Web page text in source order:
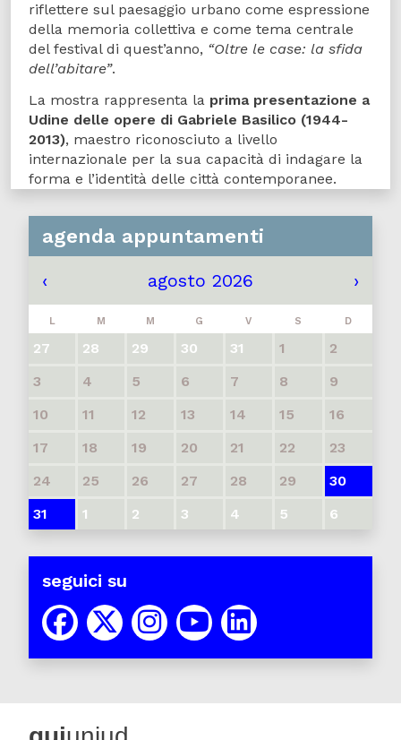
riflettere sul paesaggio urbano come espressione
della memoria collettiva e come tema centrale
del festival di quest’anno, “Oltre le case: la sfida
dell’abitare”.
La mostra rappresenta la prima presentazione a
Udine delle opere di Gabriele Basilico (1944-
2013), maestro riconosciuto a livello
internazionale per la sua capacità di indagare la
forma e l’identità delle città contemporanee.
agenda appuntamenti
‹ agosto 2026 ›
L M M G V S D
27 28 29 30 31 1
2
3
4 5 6 7 8
9
10
11 12 13 14 15
16
17
18 19 20 21 22
23
24
25 26 27 28 29
30
31
1 2 3 4 5 6
seguici su